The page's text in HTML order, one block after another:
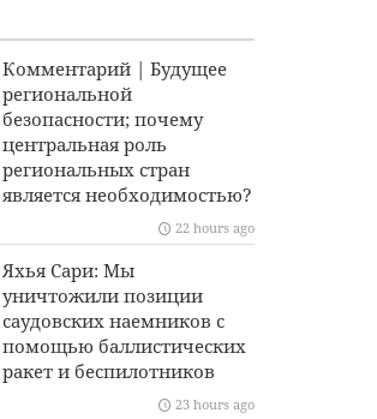
Комментарий | Будущее
региональной
безопасности; почему
центральная роль
региональных стран
является необходимостью?
22 hours ago
Яхья Сари: Мы
уничтожили позиции
саудовских наемников с
помощью баллистических
ракет и беспилотников
23 hours ago